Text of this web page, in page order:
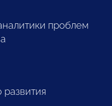
проблем
развития